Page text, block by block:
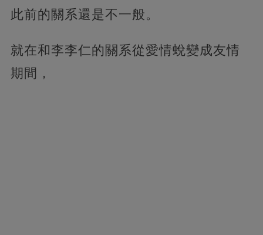
此前的關系還是不一般。
就在和李李仁的關系從愛情蛻變成友情
期間，